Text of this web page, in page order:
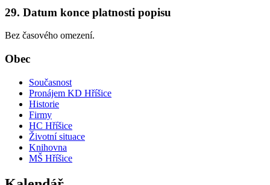
29. Datum konce platnosti popisu
Bez časového omezení.
Obec
Současnost
Pronájem KD Hříšice
Historie
Firmy
HC Hříšice
Životní situace
Knihovna
MŠ Hříšice